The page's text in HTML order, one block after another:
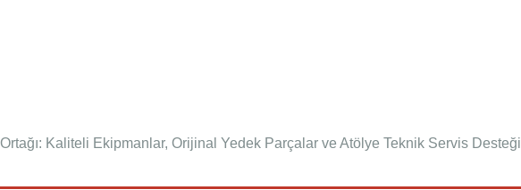
Kaliteli Ekipmanlar, Orijinal Yedek Parçalar ve Atölye Teknik Servis Desteği